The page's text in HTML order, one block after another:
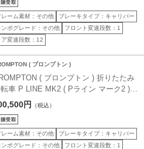
レーム素材：その他
ブレーキタイプ：キャリパー
ンポグレード：その他
フロント変速段数：1
ア変速段数：12
( ブロンプトン )
( ブロンプトン ) 折りたたみ
車 P LINE MK2 ( Pライン マーク2 ) 4
LOW ラックなし S4L ライラックストー
( 適正身長145-185cm前後 )
円 （税込）
レーム素材：その他
ブレーキタイプ：キャリパー
ンポグレード：その他
フロント変速段数：1